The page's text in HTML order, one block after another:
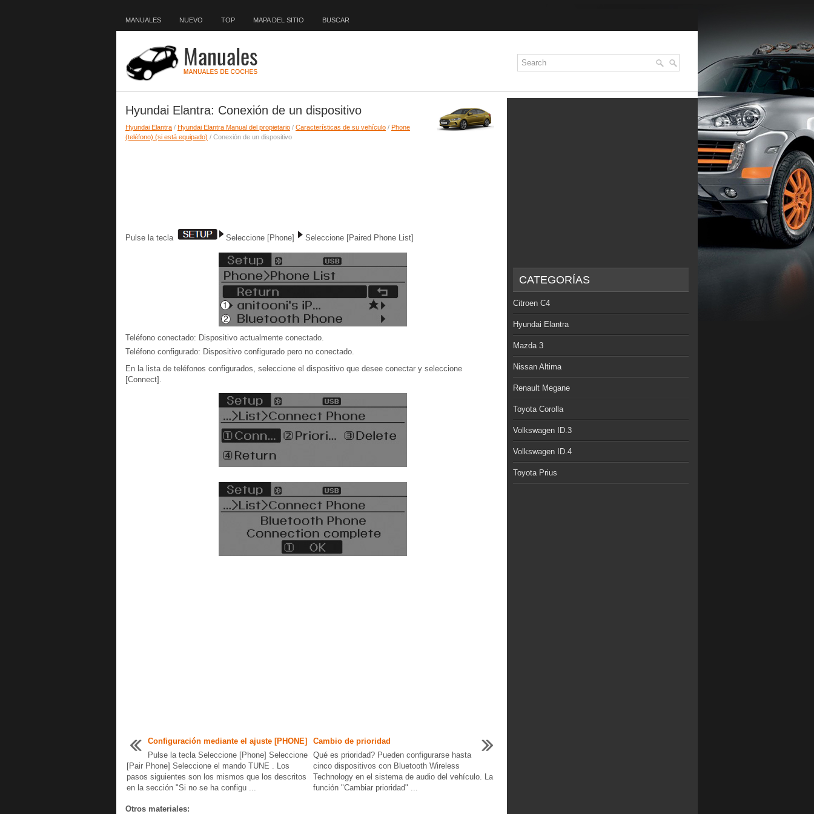
MANUALES NUEVO TOP MAPA DEL SITIO BUSCAR
Hyundai Elantra: Conexión de un dispositivo
Hyundai Elantra / Hyundai Elantra Manual del propietario / Características de su vehículo / Phone
(teléfono) (si está equipado) / Conexión de un dispositivo
Pulse la tecla Seleccione [Phone] Seleccione [Paired Phone List]
Teléfono conectado: Dispositivo actualmente conectado.
Teléfono configurado: Dispositivo configurado pero no conectado.
En la lista de teléfonos configurados, seleccione el dispositivo que desee conectar y seleccione
[Connect].
Configuración mediante el ajuste [PHONE]
Pulse la tecla Seleccione [Phone] Seleccione
[Pair Phone] Seleccione el mando TUNE . Los
pasos siguientes son los mismos que los descritos
en la sección "Si no se ha configu ...
Cambio de prioridad
Qué es prioridad? Pueden configurarse hasta
cinco dispositivos con Bluetooth Wireless
Technology en el sistema de audio del vehículo. La
función "Cambiar prioridad" ...
Otros materiales:
CATEGORÍAS
Citroen C4
Hyundai Elantra
Mazda 3
Nissan Altima
Renault Megane
Toyota Corolla
Volkswagen ID.3
Volkswagen ID.4
Toyota Prius